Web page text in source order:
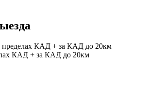
пределах КАД + за КАД до 20км
КАД + за КАД до 20км